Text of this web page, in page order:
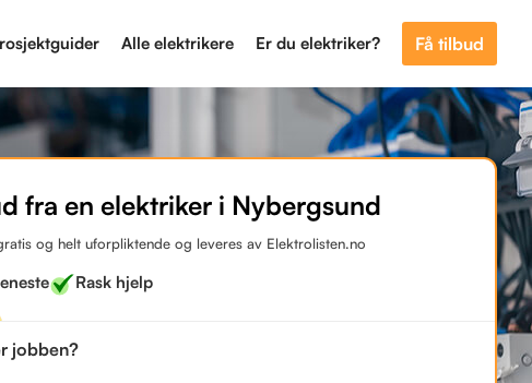
Alle elektrikere Er du elektriker? Få tilbud
fra en elektriker i Nybergsund
og helt uforpliktende og leveres av Elektrolisten.no
Rask hjelp
jobben?